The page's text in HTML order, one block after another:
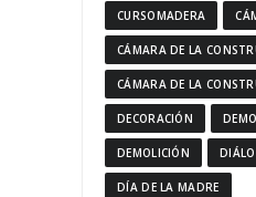
CURSOMADERA
CÁMARA DE LA
CÁMARA DE LA
DECORACIÓN
DEMOLICIÓN
DÍA DE LA MADRE